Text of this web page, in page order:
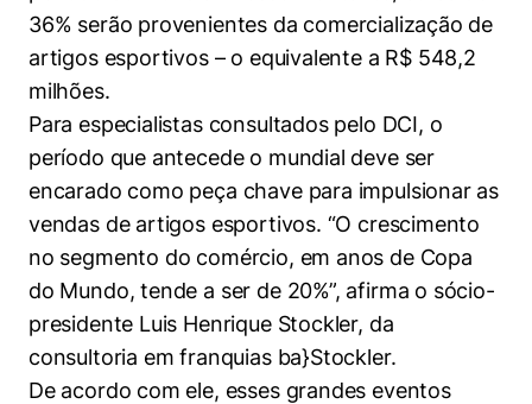
Engenharia Mecatrônica
Economia
Finanças
Negócios
Políticas Públicas
Sustentabilidade
Tecnologia e Dados
36% serão provenientes da comercialização de
artigos esportivos – o equivalente a R$ 548,2
milhões.
Para especialistas consultados pelo DCI, o
período que antecede o mundial deve ser
encarado como peça chave para impulsionar as
vendas de artigos esportivos. “O crescimento
no segmento do comércio, em anos de Copa
do Mundo, tende a ser de 20%”, afirma o sócio-
presidente Luis Henrique Stockler, da
consultoria em franquias ba}Stockler.
De acordo com ele, esses grandes eventos